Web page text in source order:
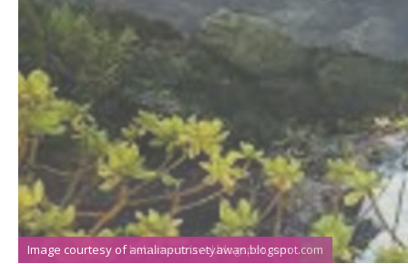
Image courtesy of kebumentravel.blogspot.com
Image courtesy of amaliaputrisetyawan.blogspot.com